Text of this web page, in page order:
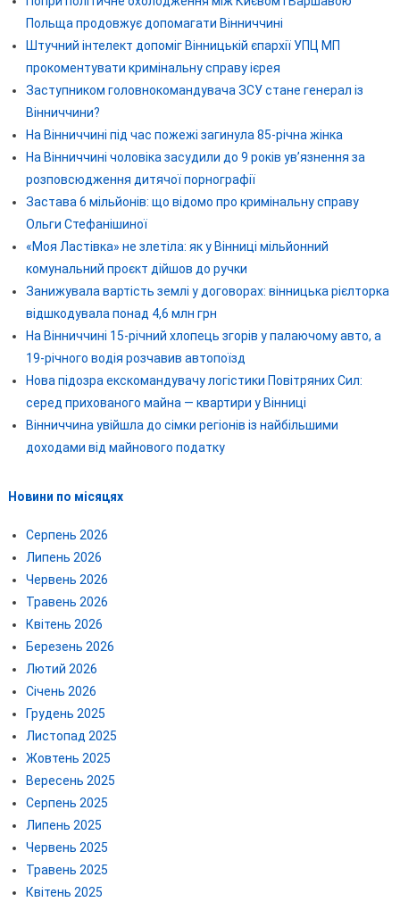
Польща продовжує допомагати Вінниччині
Штучний інтелект допоміг Вінницькій єпархії УПЦ МП
прокоментувати кримінальну справу ієрея
Заступником головнокомандувача ЗСУ стане генерал із
Вінниччини?
На Вінниччині під час пожежі загинула 85-річна жінка
На Вінниччині чоловіка засудили до 9 років ув’язнення за
розповсюдження дитячої порнографії
Застава 6 мільйонів: що відомо про кримінальну справу
Ольги Стефанішиної
«Моя Ластівка» не злетіла: як у Вінниці мільйонний
комунальний проєкт дійшов до ручки
Занижувала вартість землі у договорах: вінницька рієлторка
відшкодувала понад 4,6 млн грн
На Вінниччині 15-річний хлопець згорів у палаючому авто, а
19-річного водія розчавив автопоїзд
Нова підозра екскомандувачу логістики Повітряних Сил:
серед прихованого майна — квартири у Вінниці
Вінниччина увійшла до сімки регіонів із найбільшими
доходами від майнового податку
Новини по місяцях
Серпень 2026
Липень 2026
Червень 2026
Травень 2026
Квітень 2026
Березень 2026
Лютий 2026
Січень 2026
Грудень 2025
Листопад 2025
Жовтень 2025
Вересень 2025
Серпень 2025
Липень 2025
Червень 2025
Травень 2025
Квітень 2025